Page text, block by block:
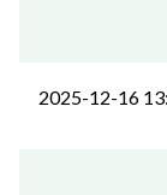
2025-12-16